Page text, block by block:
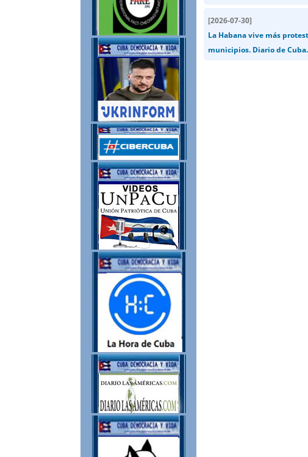
[2026-07-30]
La Habana vive más
municipios. Diario de